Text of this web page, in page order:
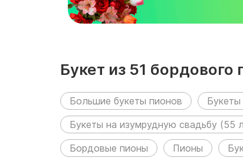
Букет из 51
Большие букеты пионов
Букеты на изумрудную свадьбу (55
Бордовые пионы
Пионы